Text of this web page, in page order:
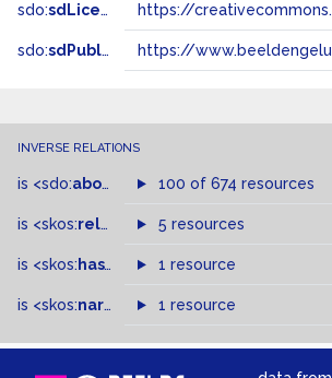
sdo:sdLicense
sdo:sdPublisher https://
INVERSE RELATIONS
is <sdo:about of 100 of 674 resources
is <skos:related > of
5 resources
is <skos: hasTopConcept >of
1 resource
is <skos:narrowMatch >of
1 resource